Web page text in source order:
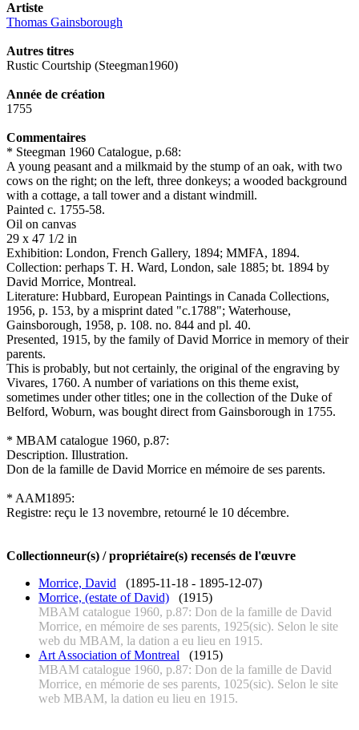
Artiste
Thomas Gainsborough
Autres titres
Rustic Courtship (Steegman1960)
Année de création
1755
Commentaires
* Steegman 1960 Catalogue, p.68:
A young peasant and a milkmaid by the stump of an oak, with two
cows on the right; on the left, three donkeys; a wooded background
with a cottage, a tall tower and a distant windmill.
Painted c. 1755-58.
Oil on canvas
29 x 47 1/2 in
Exhibition: London, French Gallery, 1894; MMFA, 1894.
Collection: perhaps T. H. Ward, London, sale 1885; bt. 1894 by
David Morrice, Montreal.
Literature: Hubbard, European Paintings in Canada Collections,
1956, p. 153, by a misprint dated "c.1788"; Waterhouse,
Gainsborough, 1958, p. 108. no. 844 and pl. 40.
Presented, 1915, by the family of David Morrice in memory of their
parents.
This is probably, but not certainly, the original of the engraving by
Vivares, 1760. A number of variations on this theme exist,
sometimes under other titles; one in the collection of the Duke of
Belford, Woburn, was bought direct from Gainsborough in 1755.
* MBAM catalogue 1960, p.87:
Description. Illustration.
Don de la famille de David Morrice en mémoire de ses parents.
* AAM1895:
Registre: reçu le 13 novembre, retourné le 10 décembre.
Collectionneur(s) / propriétaire(s) recensés de l'œuvre
Morrice, David (1895-11-18 - 1895-12-07)
Morrice, (estate of David) (1915)
MBAM catalogue 1960, p.87: Don de la famille de David
Morrice, en mémoire de ses parents, 1925(sic). Selon le site
web du MBAM, la dation a eu lieu en 1915.
Art Association of Montreal (1915)
MBAM catalogue 1960, p.87: Don de la famille de David
Morrice, en mémorie de ses parents, 1025(sic). Selon le site
web MBAM, la dation eu lieu en 1915.